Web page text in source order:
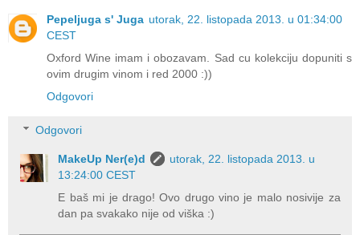
Pepeljuga s' Juga utorak, 22. listopada 2013. u 01:34:00
CEST
Oxford Wine imam i obozavam. Sad cu kolekciju dopuniti s
ovim drugim vinom i red 2000 :))
Odgovori
Odgovori
MakeUp Ner(e)d
utorak, 22. listopada 2013. u
13:24:00 CEST
E baš mi je drago! Ovo drugo vino je malo nosivije za
dan pa svakako nije od viška :)